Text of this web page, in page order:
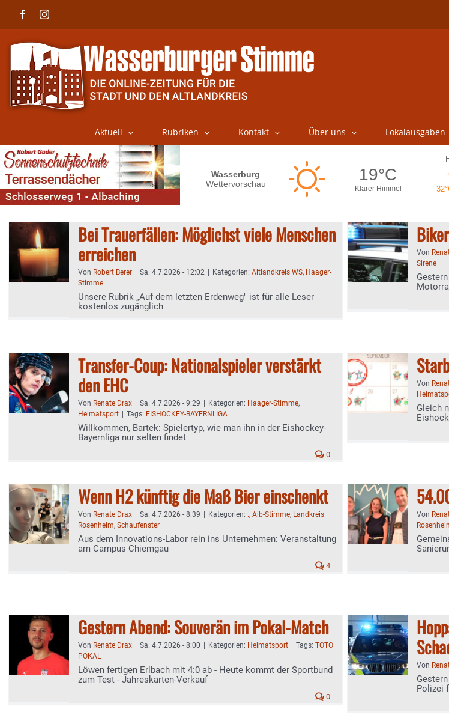
FacebookInstagram
Aktuell Rubriken Kontakt Über uns Lokalausgaben
Bei Trauerfällen: Möglichst viele Menschen
erreichen
Von Robert Berer Sa. 4.7.2026 - 12:02 Kategorien: Altlandkreis WS, Haager-
Stimme
Unsere Rubrik „Auf dem letzten Erdenweg" ist für alle Leser
kostenlos zugänglich
Von
Sirene
Transfer-Coup: Nationalspieler verstärkt
den EHC
Von Renate Drax Sa. 4.7.2026 - 9:29 Kategorien: Haager-Stimme,
Heimatsport
Tags: EISHOCKEY-BAYERNLIGA
Willkommen, Bartek: Spielertyp, wie man ihn in der Eishockey-
Bayernliga nur selten findet
0
Von
Gleich
Wenn H2 künftig die Maß Bier einschenkt
Von Renate Drax Sa. 4.7.2026 - 8:39 Kategorien: ., Aib-Stimme, Landkreis
Rosenheim, Schaufenster
Aus dem Innovations-Labor rein ins Unternehmen: Veranstaltung
am Campus Chiemgau
4
Von
Gestern Abend: Souverän im Pokal-Match
Von Renate Drax Sa. 4.7.2026 - 8:00 Kategorien: Heimatsport Tags: TOTO
POKAL
Löwen fertigen Erlbach mit 4:0 ab - Heute kommt der Sportbund
zum Test - Jahreskarten-Verkauf
0
Von
Polizei